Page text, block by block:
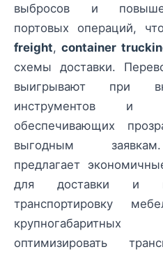
выбросов и
портовых операций,
freight,container
схемы доставки.
выигрывают при
инструментов и
обеспечивающих
выгодным
предлагает
для доставки и
транспортировку
оптимизировать